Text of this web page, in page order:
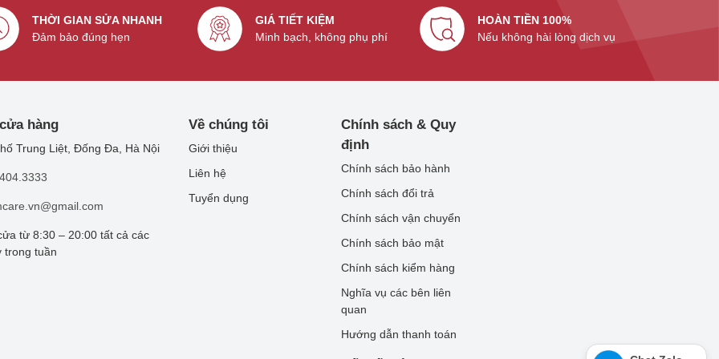
màn hình sẽ giúp bạn tiết kiệm thời gian và chi phí sửa
dòng Apple Watch hiện có trên thị trường, bao gồm:
Watch nào, từ các phiên bản cũ hơn như Series 1 cho
THỜI GIAN SỬA NHANH
Đảm bảo đúng hẹn
GIÁ TIẾT KIỆM
Minh bạch, không phụ phí
HOÀN TIỀN 100%
Nếu không hài lòng dịch vụ
hàng
Trung Liệt, Đống Đa, Hà Nội
từ 8:30 – 20:00 tất cả các
trong tuần
Về chúng tôi
Giới thiệu
Liên hệ
Tuyển dụng
Chính sách & Quy
định
Chính sách bảo hành
Chính sách đổi trả
Chính sách vận chuyển
Chính sách bảo mật
Chính sách kiểm hàng
Nghĩa vụ các bên liên
quan
Hướng dẫn thanh toán